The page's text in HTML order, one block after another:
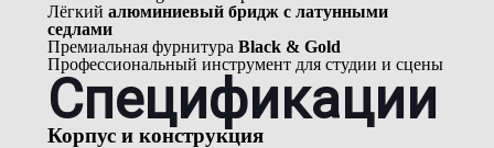
Лёгкий алюминиевый бридж с латунными
седлами
Премиальная фурнитура Black & Gold
Профессиональный инструмент для студии и сцены
Спецификации
Корпус и конструкция